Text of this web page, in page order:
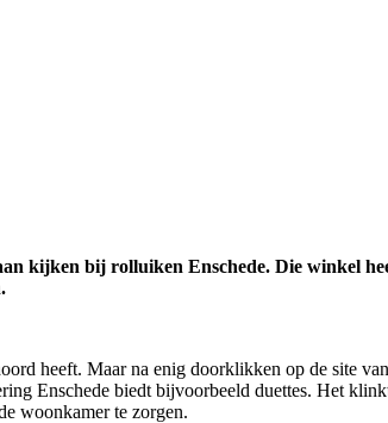
kijken bij rolluiken Enschede. Die winkel
heeft. Maar na enig doorklikken op de site
Enschede biedt bijvoorbeeld duettes. Het
woonkamer te zorgen.